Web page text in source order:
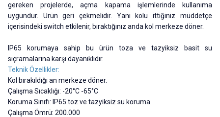
gereken projelerde, açma kapama işlemlerinde kullanıma
uygundur. Ürün geri çekmelidir. Yani kolu ittiğiniz müddetçe
içerisindeki switch etkilenir, bıraktığınız anda kol merkeze döner.
IP65 korumaya sahip bu ürün toza ve tazyiksiz basit su
sıçramalarına karşı dayanıklıdır.
Teknik Özellikler:
Kol bırakıldığı an merkeze döner.
Çalışma Sıcaklığı: -20°C -65°C
Koruma Sınıfı: IP65 toz ve tazyiksiz su koruma.
Çalışma Ömrü: 200.000